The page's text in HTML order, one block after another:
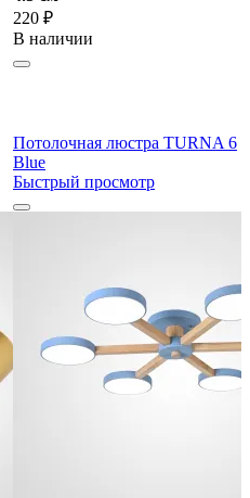
220 ₽
В наличии
Потолочная люстра TURNA 6
Blue
Быстрый просмотр